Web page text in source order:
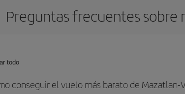
Preguntas frecuentes sobre
todo
conseguir el vuelo más barato de Mazatlan-